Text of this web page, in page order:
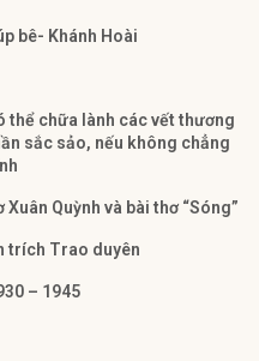
bê- Khánh Hoài
thể chữa lành các vết thương
sắc sảo, nếu không chẳng
Quỳnh và bài thơ “Sóng”
trích Trao duyên
– 1945